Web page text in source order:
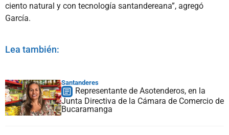
ciento natural y con tecnología santandereana”, agregó
García.
Lea también:
Santanderes
Representante de Asotenderos, en la
Junta Directiva de la Cámara de Comercio de
Bucaramanga